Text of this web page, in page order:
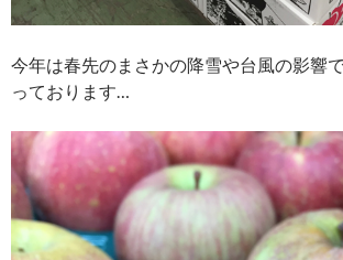
今年は春先のまさかの降雪や台風の影響
っております…